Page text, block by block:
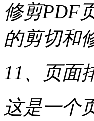
修剪PDF
的剪切和
11、页面
这是一个